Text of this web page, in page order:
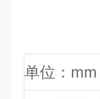
单位：mm